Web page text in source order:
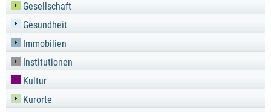
Gesellschaft
Gesundheit
Immobilien
Institutionen
Kultur
Kurorte